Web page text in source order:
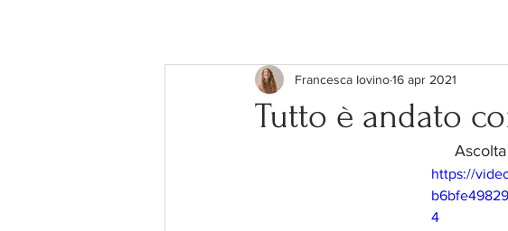
Tutto è andato
Francesca Iovino16 apr 2021
https://
4